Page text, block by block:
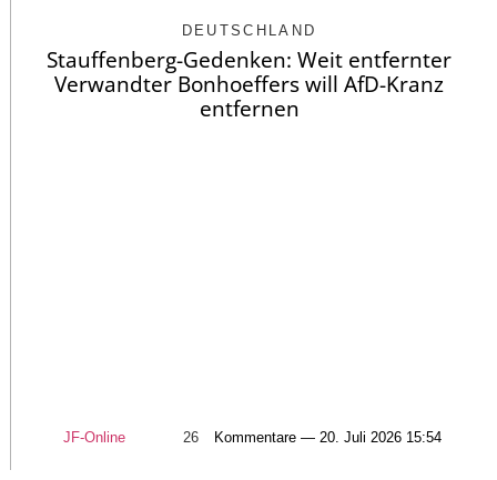
DEUTSCHLAND
Stauffenberg-Gedenken: Weit entfernter
Verwandter Bonhoeffers will AfD-Kranz
entfernen
JF-Online 26 Kommentare — 20. Juli 2026 15:54